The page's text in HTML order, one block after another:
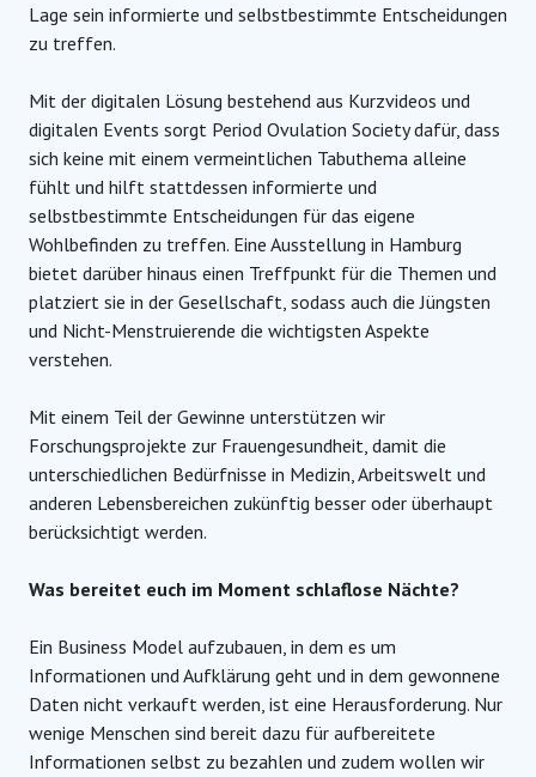
Lage sein informierte und selbstbestimmte Entscheidungen
zu treffen.
Mit der digitalen Lösung bestehend aus Kurzvideos und
digitalen Events sorgt Period Ovulation Society dafür, dass
sich keine mit einem vermeintlichen Tabuthema alleine
fühlt und hilft stattdessen informierte und
selbstbestimmte Entscheidungen für das eigene
Wohlbefinden zu treffen. Eine Ausstellung in Hamburg
bietet darüber hinaus einen Treffpunkt für die Themen und
platziert sie in der Gesellschaft, sodass auch die Jüngsten
und Nicht-Menstruierende die wichtigsten Aspekte
verstehen.
Mit einem Teil der Gewinne unterstützen wir
Forschungsprojekte zur Frauengesundheit, damit die
unterschiedlichen Bedürfnisse in Medizin, Arbeitswelt und
anderen Lebensbereichen zukünftig besser oder überhaupt
berücksichtigt werden.
Was bereitet euch im Moment schlaflose Nächte?
Ein Business Model aufzubauen, in dem es um
Informationen und Aufklärung geht und in dem gewonnene
Daten nicht verkauft werden, ist eine Herausforderung. Nur
wenige Menschen sind bereit dazu für aufbereitete
Informationen selbst zu bezahlen und zudem wollen wir